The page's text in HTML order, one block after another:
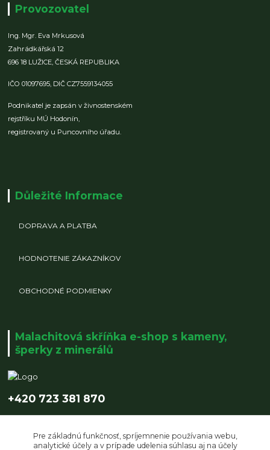
Provozovatel
Ing. Mgr. Eva Mrkusová
Zahrádkářská 12
696 18 LUŽICE,ČESKÁ REPUBLIKA
IČO 01097695, DIČ CZ7559134055
Podnikatel je zapsán v živnostenském
rejstříku MÚ Hodonín,
registrovaný u Puncovního úřadu.
Důležité Informace
DOPRAVA A PLATBA
HODNOTENIE ZÁKAZNÍKOV
OBCHODNÉ PODMIENKY
Malachitová skříňka e-shop s kameny,
šperky z minerálů
+420 723 381 870
Pre základnú funkčnosť, spríjemnenie používania webu,
analytické účely a v prípade udelenia súhlasu aj na účely